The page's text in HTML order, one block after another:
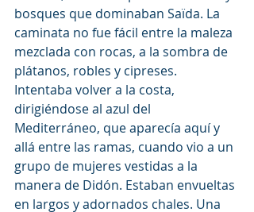
bosques que dominaban Saïda. La
caminata no fue fácil entre la maleza
mezclada con rocas, a la sombra de
plátanos, robles y cipreses.
Intentaba volver a la costa,
dirigiéndose al azul del
Mediterráneo, que aparecía aquí y
allá entre las ramas, cuando vio a un
grupo de mujeres vestidas a la
manera de Didón. Estaban envueltas
en largos y adornados chales. Una